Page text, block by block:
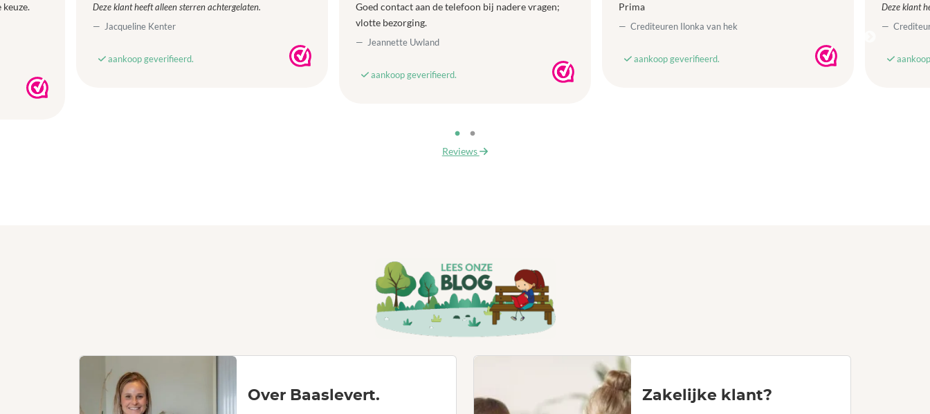
Deze klant heeft alleen sterren achtergelaten.
Jacqueline Kenter
aankoop geverifieerd.
Goed contact aan de telefoon bij nadere vragen;
vlotte bezorging.
Jeannette Uwland
aankoop geverifieerd.
Prima
Crediteuren Ilonka van hek
aankoop geverifieerd.
Deze klant
Reviews
Over Baaslevert. Zakelijke klant?